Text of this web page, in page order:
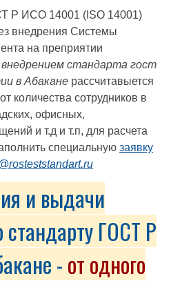
Р ИСО 14001 (ISO 14001)
внедрения Системы
на преприятии
стандарта гост
в Абакане рассчитавыется
количества сотрудников в
офисных,
и т.д и т.п, для расчета
специальную заявку
и выдачи
стандарту ГОСТ Р
-от одного